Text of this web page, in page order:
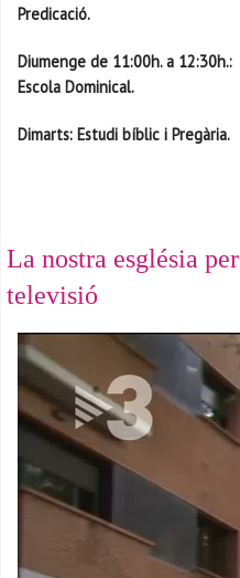
Predicació.
Diumenge de 11:00h. a 12:30h.:
Escola Dominical.
Dimarts: Estudi bíblic i Pregària.
La nostra església per
televisió